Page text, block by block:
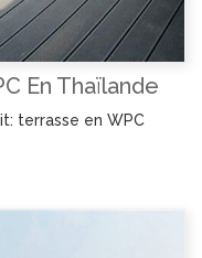
En Thaïlande
terrasse en WPC